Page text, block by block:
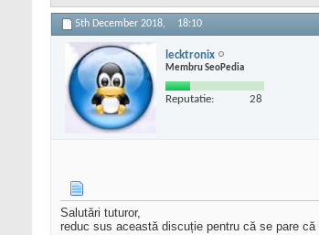
5th December 2018, 18:10
lecktronix
Membru SeoPedia
Reputatie: 28
Salutări tuturor,
reduc sus această discuție pentru că se pare